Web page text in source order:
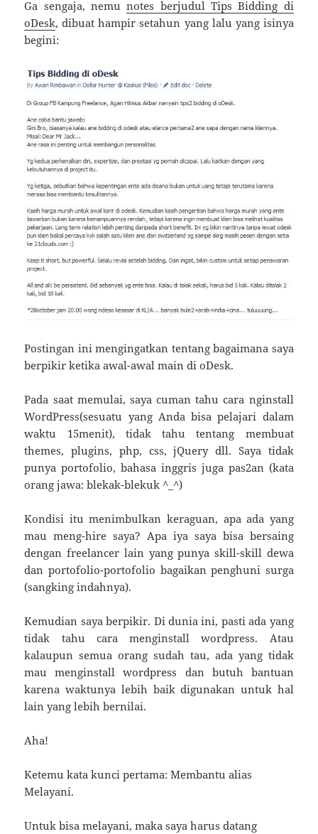
Ga sengaja, nemunotes berjudul Tips Bidding di
oDesk, dibuat hampir setahun yang lalu yang isinya
begini:
Postingan ini mengingatkan tentang bagaimana saya
berpikir ketika awal-awal main di oDesk.
Pada saat memulai, saya cuman tahu cara nginstall
WordPress(sesuatu yang Anda bisa pelajari dalam
waktu 15menit), tidak tahu tentang membuat
themes, plugins, php, css, jQuery dll. Saya tidak
punya portofolio, bahasa inggris juga pas2an (kata
orang jawa: blekak-blekuk ^_^)
Kondisi itu menimbulkan keraguan, apa ada yang
mau meng-hire saya? Apa iya saya bisa bersaing
dengan freelancer lain yang punya skill-skill dewa
dan portofolio-portofolio bagaikan penghuni surga
(sangking indahnya).
Kemudian saya berpikir. Di dunia ini, pasti ada yang
tidak tahu cara menginstall wordpress. Atau
kalaupun semua orang sudah tau, ada yang tidak
mau menginstall wordpress dan butuh bantuan
karena waktunya lebih baik digunakan untuk hal
lain yang lebih bernilai.
Aha!
Ketemu kata kunci pertama: Membantu alias
Melayani.
Untuk bisa melayani, maka saya harus datang